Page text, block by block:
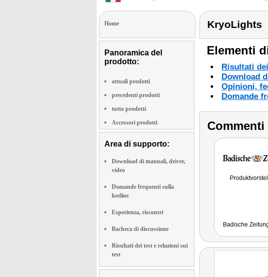
Home
Panoramica del
prodotto:
attuali prodotti
precedenti prodotti
tutto prodotti
Accessori prodotti
Area di supporto:
Download di manuali, driver,
video
Domande frequenti sulla
hotline
Esperienza, riscontri
Bacheca di discussione
Risultati dei test e relazioni sui
test
KryoLights
Elementi
Risultati
Download
Opinioni,
Domande
Badische